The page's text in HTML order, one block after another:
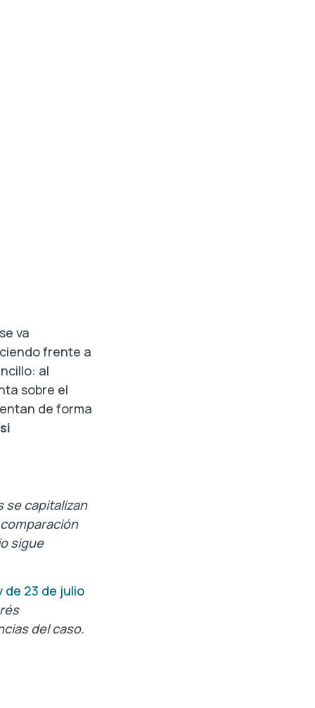
va
frente a
al
sobre el
de forma
se capitalizan
sigue
de 23 de julio
del caso.